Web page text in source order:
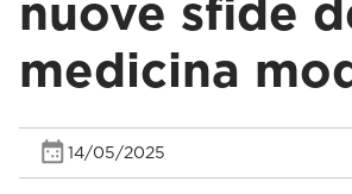
nuove sfide
medicina
14/05/2025